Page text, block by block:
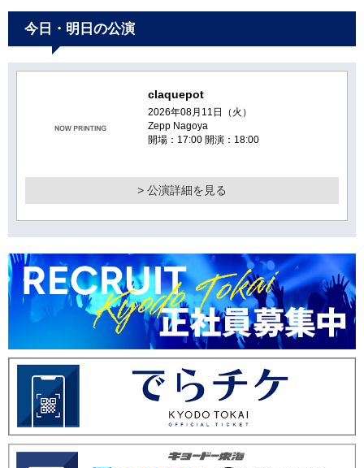
今日・明日の公演
claquepot
2026年08月11日（火）
Zepp Nagoya
開場：17:00 開演：18:00
> 公演詳細を見る